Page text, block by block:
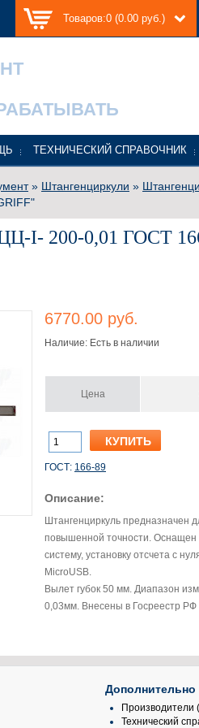
Товаров:0 (0.00 руб.)
ТЕХНИЧЕСКИЙ СПРАВОЧНИК
» Штангенциркули »
I- 200-0,01 ГОСТ
6770.00 руб.
Наличие: Есть в наличии
Цена
ГОСТ: 166-89
Описание:
Штангенциркуль предназначен
повышенной точности. Оснащен
систему, установку отсчета с
MicroUSB.
Вылет губок 50 мм. Диапазон
0,03мм. Внесены в Госреестр РФ
Дополнительно
Производители
Технический